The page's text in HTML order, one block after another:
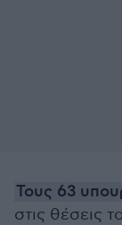
Τους 63
στις θέσεις